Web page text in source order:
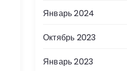
Январь 2024
Октябрь 2023
Январь 2023